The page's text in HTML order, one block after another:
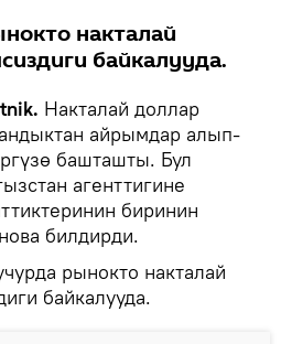
накталай
байкалууда.
Накталай доллар
айрымдар алып-
башташты. Бул
агенттигине
биринин
билдирди.
рынокто накталай
байкалууда.